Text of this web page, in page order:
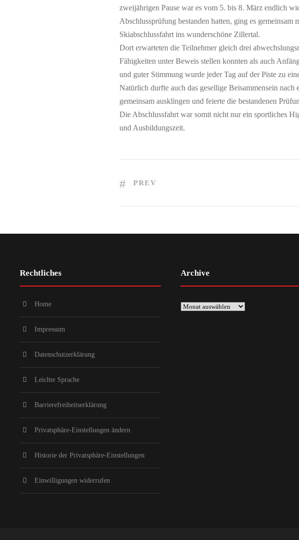
zweijährigen Pause war es vom 5. bis 8. März endlich
Abschlussprüfung bestanden hatten, ging es
Skiabschlussfahrt ins wunderschöne Zillertal.
Dort erwarteten die Teilnehmer gleich drei
Fähigkeiten unter Beweis stellen konnten als auch
und guter Stimmung wurde jeder Tag auf der Piste zu
Natürlich durfte auch das gesellige Beisammensein
gemeinsam ausklingen und feierte die bestandenen
Die Abschlussfahrt war somit nicht nur ein sportliches
und Ausbildungszeit.
PREV
Rechtliches
Home
Impressum
Datenschutzerklärung
Leichte Sprache
Barrierefreiheitserklärung
Privatsphäre-Einstellungen ändern
Historie der Privatsphäre-Einstellungen
Einwilligungen widerrufen
Archive